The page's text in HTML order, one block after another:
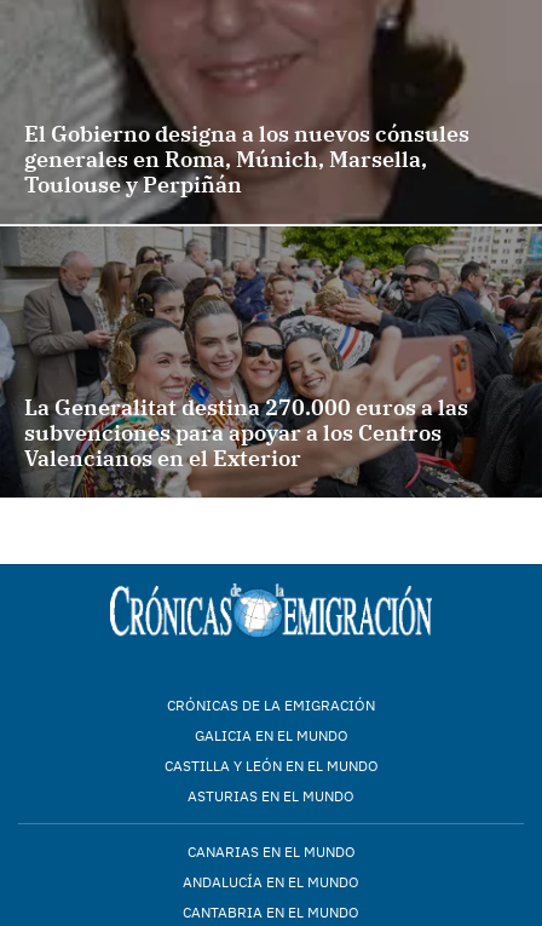
El Gobierno designa a los nuevos cónsules
generales en Roma, Múnich, Marsella,
Toulouse y Perpiñán
La Generalitat destina 270.000 euros a las
subvenciones para apoyar a los Centros
Valencianos en el Exterior
CRÓNICAS DE LA EMIGRACIÓN
GALICIA EN EL MUNDO
CASTILLA Y LEÓN EN EL MUNDO
ASTURIAS EN EL MUNDO
CANARIAS EN EL MUNDO
ANDALUCÍA EN EL MUNDO
CANTABRIA EN EL MUNDO